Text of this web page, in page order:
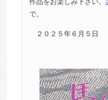
で。
２０２５年６月５日